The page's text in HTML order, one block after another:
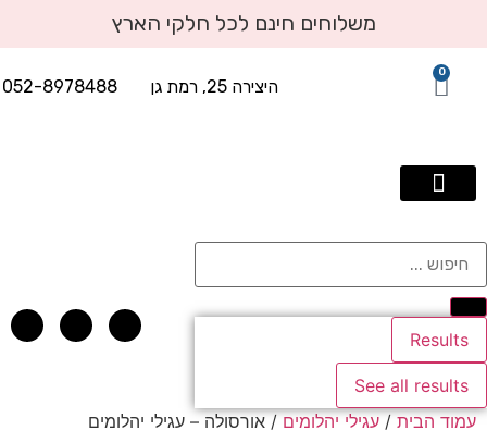
משלוחים חינם לכל חלקי הארץ
0
היצירה 25, רמת גן 052-8978488
Results
See all results
עמוד הבית / עגילי יהלומים / אורסולה – עגילי יהלומים